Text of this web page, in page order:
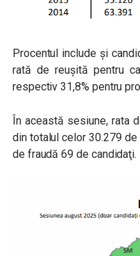
Procentul include și
rată de reușită pentru
respectiv 31,8% pentru
În această sesiune, rata
din totalul celor 30.279
de fraudă 69 de candidaţi.